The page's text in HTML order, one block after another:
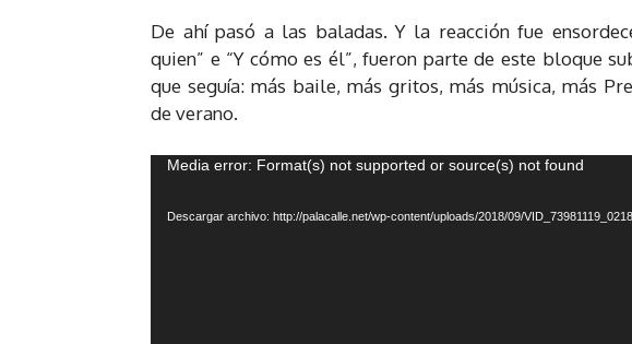
De ahí pasó a las baladas. Y la reacción fue
quien” e “Y cómo es él”, fueron parte de este bloque
que seguía: más baile, más gritos, más música, más
de verano.
Media error: Format(s) not supported or source(s) not found
Descargar archivo: http://palacalle.net/wp-content/uploads/2018/09/